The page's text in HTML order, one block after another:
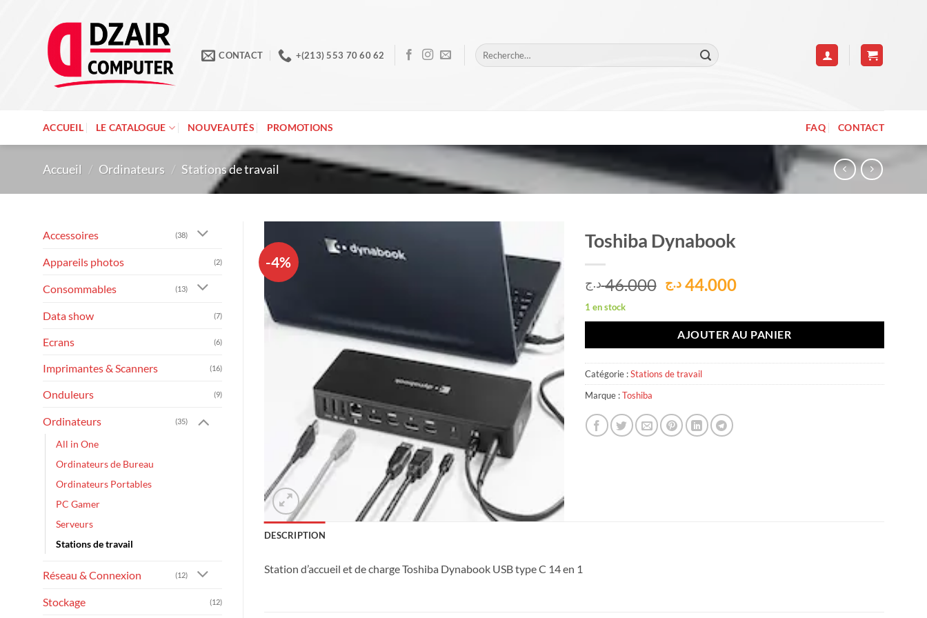
CONTACT +(213) 553 70 60 62
Recherche
pour :
ACCUEIL LE CATALOGUE NOUVEAUTÉS PROMOTIONS FAQ CONTACT
Accueil / Ordinateurs / Stations de travail
Accessoires (38)
Appareils photos (2)
Consommables (13)
Data show (7)
Ecrans (6)
Imprimantes & Scanners (16)
Onduleurs (9)
Ordinateurs (35)
All in One
Ordinateurs de Bureau
Ordinateurs Portables
PC Gamer
Serveurs
Stations de travail
Réseau & Connexion (12)
Stockage (12)
-4%
Toshiba Dynabook
46.000 د.ج
Le
initial
était :
46.000 د.ج.
44.000 د.ج
Le
actuel
est :
44.000 د.ج.
1 en stock
AJOUTER AU PANIER
Catégorie :Stations de travail
Marque :Toshiba
DESCRIPTION
Station d’accueil et de charge Toshiba Dynabook USB type C 14 en 1